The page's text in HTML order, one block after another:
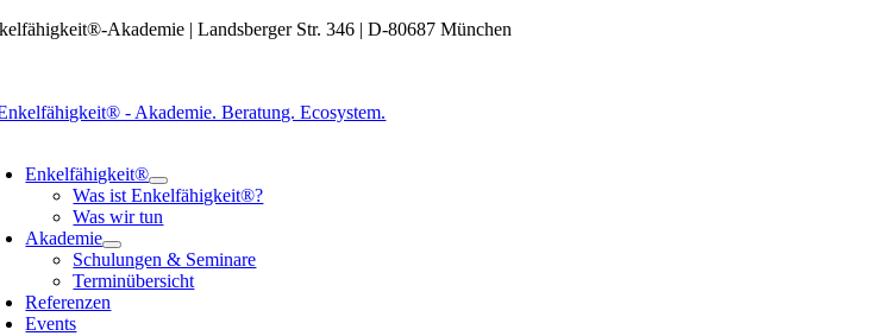
Zum
Akademie | Landsberger Str. 346 | D-80687 München
Enkelfähigkeit®
Was ist Enkelfähigkeit®?
Was wir tun
Akademie
Schulungen & Seminare
Terminübersicht
Referenzen
Events